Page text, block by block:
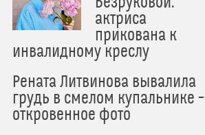
актриса
прикована к
инвалидному креслу
Рената Литвинова вывалила
грудь в смелом купальнике –
откровенное фото